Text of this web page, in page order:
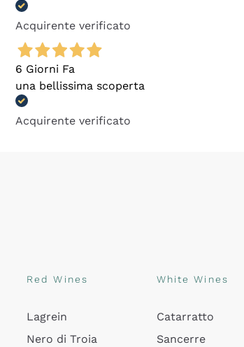
Acquirente verificato
6 Giorni Fa
una bellissima scoperta
Acquirente verificato
Red Wines
Lagrein
Nero di Troia
White Wines
Catarratto
Sancerre